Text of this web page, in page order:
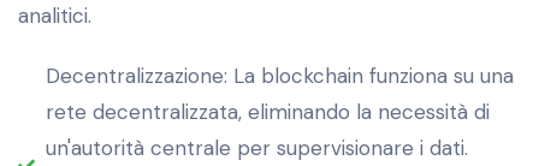
analitici.
Decentralizzazione: La blockchain funziona su una
rete decentralizzata, eliminando la necessità di
un'autorità centrale per supervisionare i dati.